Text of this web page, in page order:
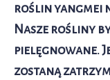
roślin yangmei
Nasze rośliny
pielęgnowane.
zostaną